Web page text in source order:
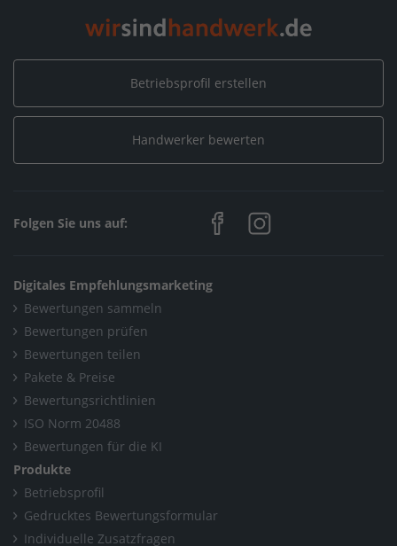
Meister (m/w/d) der Anlagenmechanik für Sanitär-, Heizungs-
Betriebsprofil erstellen
Handwerker bewerten
Folgen Sie uns auf:
Digitales Empfehlungsmarketing
Bewertungen sammeln
Bewertungen prüfen
Bewertungen teilen
Pakete & Preise
Bewertungsrichtlinien
ISO Norm 20488
Bewertungen für die KI
Produkte
Betriebsprofil
Gedrucktes Bewertungsformular
Individuelle Zusatzfragen